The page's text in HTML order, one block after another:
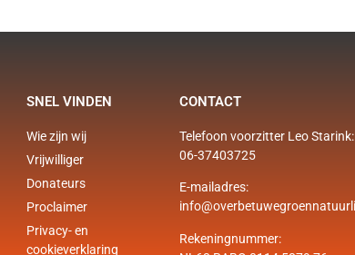
SNEL VINDEN
Wie zijn wij
Vrijwilliger
Donateurs
Proclaimer
Privacy- en
cookieverklaring
CONTACT
Telefoon voorzitter Leo Starink:
06-37403725
E-mailadres:
Rekeningnummer: